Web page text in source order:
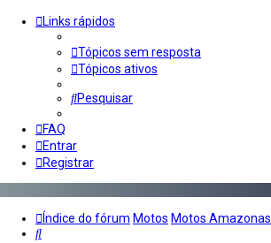
Links rápidos
Tópicos sem resposta
Tópicos ativos
Pesquisar
FAQ
Entrar
Registrar
Índice do fórum Motos Motos Amazonas
Pesquisar